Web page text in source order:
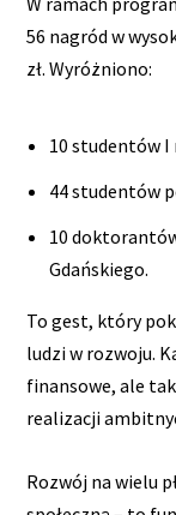
56 nagród w
zł. Wyróżniono:
10 studentów I
44 studentów
10
Gdańskiego.
To gest, który
ludzi w rozwoju.
finansowe, ale
realizacji
Rozwój na wielu